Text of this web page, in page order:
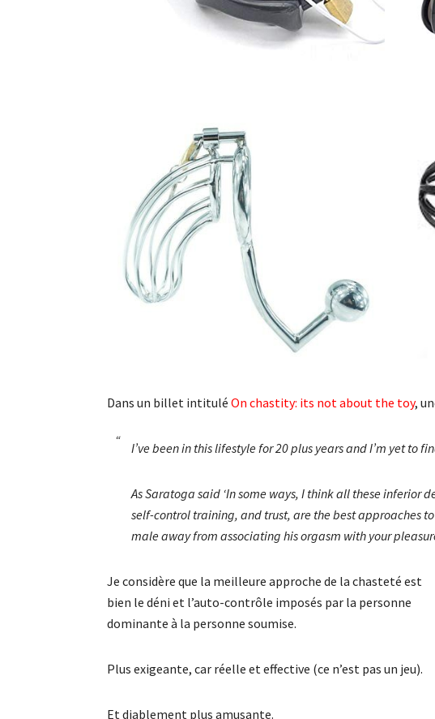
Dans un billet intitulé On chastity: its not about the toy,
I’ve been in this lifestyle for 20 plus years and I’m yet to
As Saratoga said ‘In some ways, I think all these inferior
self-control training, and trust, are the best approaches
male away from associating his orgasm with your
Je considère que la meilleure approche de la chasteté est
bien le déni et l’auto-contrôle imposés par la personne
dominante à la personne soumise.
Plus exigeante, car réelle et effective (ce n’est pas un jeu).
Et diablement plus amusante.